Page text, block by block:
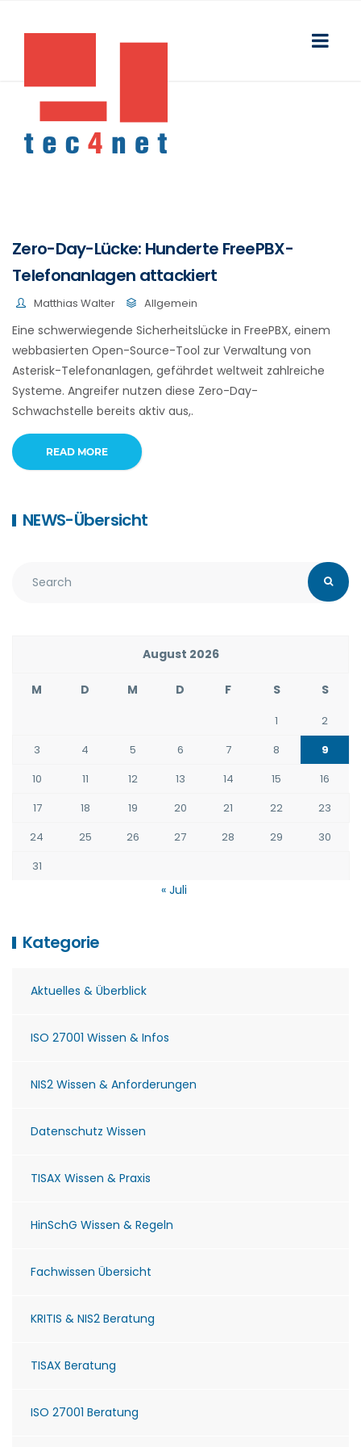
Zero-Day-Lücke: Hunderte FreePBX-
Telefonanlagen attackiert
Matthias Walter Allgemein
Eine schwerwiegende Sicherheitslücke in FreePBX, einem
webbasierten Open-Source-Tool zur Verwaltung von
Asterisk-Telefonanlagen, gefährdet weltweit zahlreiche
Systeme. Angreifer nutzen diese Zero-Day-
Schwachstelle bereits aktiv aus,.
READ MORE
NEWS-Übersicht
August 2026
M D M D F S S
1
2
3
4 5 6 7 8
9
10
11 12 13 14 15
16
17
18 19 20 21 22
23
24
25 26 27 28 29
30
31
« Juli
Kategorie
Aktuelles & Überblick
ISO 27001 Wissen & Infos
NIS2 Wissen & Anforderungen
Datenschutz Wissen
TISAX Wissen & Praxis
HinSchG Wissen & Regeln
Fachwissen Übersicht
KRITIS & NIS2 Beratung
TISAX Beratung
ISO 27001 Beratung